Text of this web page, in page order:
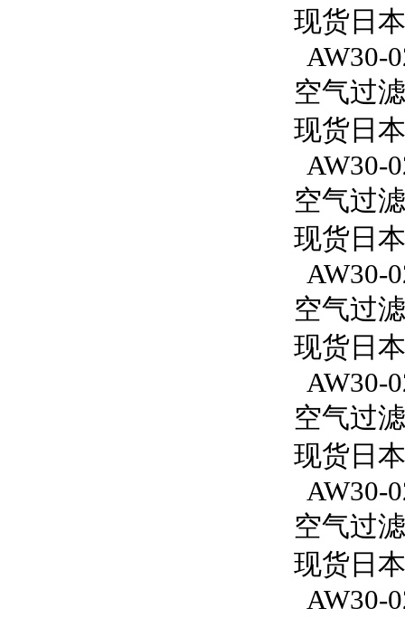
现货日
AW30-
空气过
现货日
AW30-
空气过
现货日
AW30-
空气过
现货日
AW30-
空气过
现货日
AW30-
空气过
现货日
AW30-